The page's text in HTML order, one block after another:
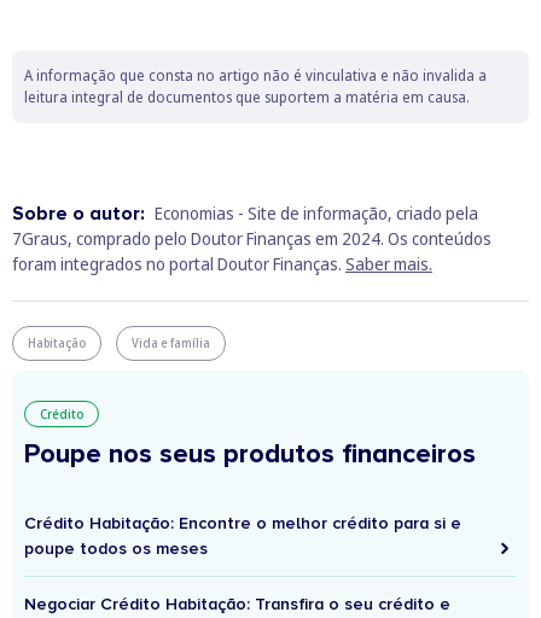
A informação que consta no artigo não é vinculativa e não invalida a
leitura integral de documentos que suportem a matéria em causa.
Sobre o autor: Economias - Site de informação, criado pela
7Graus, comprado pelo Doutor Finanças em 2024. Os conteúdos
foram integrados no portal Doutor Finanças. Saber mais.
Habitação Vida e família
Crédito
Poupe nos seus produtos financeiros
Crédito Habitação: Encontre o melhor crédito para si e
poupe todos os meses
Negociar Crédito Habitação: Transfira o seu crédito e